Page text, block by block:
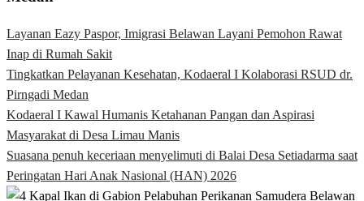
Layanan Eazy Paspor, Imigrasi Belawan Layani Pemohon Rawat
Inap di Rumah Sakit
Tingkatkan Pelayanan Kesehatan, Kodaeral I Kolaborasi RSUD dr.
Pirngadi Medan‎
Kodaeral I Kawal Humanis Ketahanan Pangan dan Aspirasi
Masyarakat di Desa Limau Manis
Suasana penuh keceriaan menyelimuti di Balai Desa Setiadarma saat
Peringatan Hari Anak Nasional (HAN) 2026